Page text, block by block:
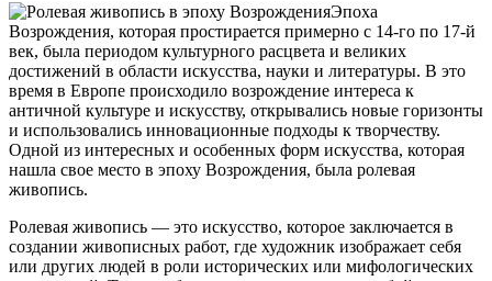
Эпоха
Возрождения, которая простирается примерно с 14-го по 17-й
век, была периодом культурного расцвета и великих
достижений в области искусства, науки и литературы. В это
время в Европе происходило возрождение интереса к
античной культуре и искусству, открывались новые горизонты
и использовались инновационные подходы к творчеству.
Одной из интересных и особенных форм искусства, которая
нашла свое место в эпоху Возрождения, была ролевая
живопись.
Ролевая живопись — это искусство, которое заключается в
создании живописных работ, где художник изображает себя
или других людей в роли исторических или мифологических